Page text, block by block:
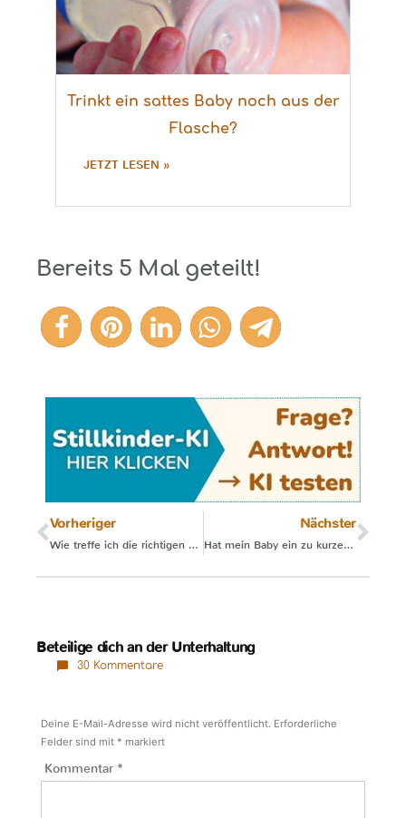
Trinkt ein sattes Baby noch aus der
Flasche?
JETZT LESEN »
Bereits 5 Mal geteilt!
5
Vorheriger
Wie treffe ich die richtigen Entscheidungen für mein Kind?
Nächster
Hat mein Baby ein zu kurzes Zungenbändchen?
Beteilige dich an der Unterhaltung
30 Kommentare
Deine E-Mail-Adresse wird nicht veröffentlicht. Erforderliche
Felder sind mit * markiert
Kommentar *